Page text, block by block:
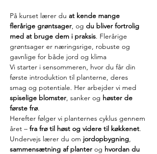
På kurset lærer du at kende mange
flerårige grøntsager, og du bliver fortrolig
med at bruge dem i praksis. Flerårige
grøntsager er næringsrige, robuste og
gavnlige for både jord og klima
Vi starter i sensommeren, hvor du får din
første introduktion til planterne, deres
smag og potentiale. Her arbejder vi med
spiselige blomster, sanker og høster de
første frø.
Herefter følger vi planternes cyklus gennem
året – fra frø til høst og videre til køkkenet.
Undervejs lærer du om jordopbygning,
sammensætning af planter og hvordan du